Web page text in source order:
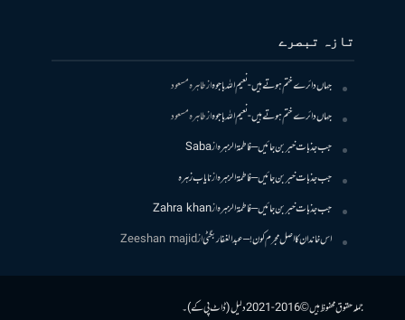
تازہ تبصرے
جہاں دائرے ختم ہوتے ہیں- نعیم اللہ باجوہازطاہرہ مسعود
جہاں دائرے ختم ہوتے ہیں- نعیم اللہ باجوہازطاہرہ مسعود
جب جذبات خبر بن جائیں – فاطمۃالزہرہازSaba
جب جذبات خبر بن جائیں – فاطمۃالزہرہازنایاب زہرہ
جب جذبات خبر بن جائیں – فاطمۃالزہرہازZahra khan
اس خاندان کا اصل مجرم کون! – عبدالغفار بگٹیازZeeshan majid
جملہ حقوق محفوظ ہیں © 2016-2021 دلیل (ڈاٹ پی کے)۔